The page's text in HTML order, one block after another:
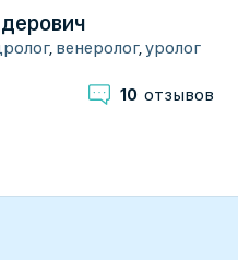
, венеролог, уролог
10 отзывов